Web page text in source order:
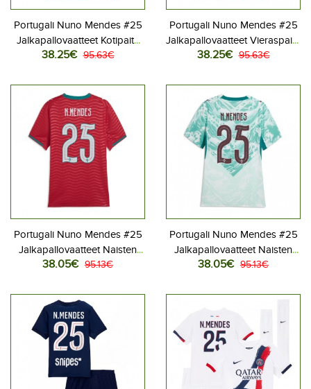
Portugali Nuno Mendes #25
Jalkapallovaatteet Kotipaita
MM-kisat 2026 Lyhythihainen
38.25€ 95.63€
Portugali Nuno Mendes #25
Jalkapallovaatteet Vieraspaita
MM-kisat 2026 Lyhythihainen
38.25€ 95.63€
Portugali Nuno Mendes #25
Jalkapallovaatteet Naisten
Kotipaita MM-kisat 2026
38.05€ 95.13€
Portugali Nuno Mendes #25
Jalkapallovaatteet Naisten
Vieraspaita MM-kisat 2026
38.05€ 95.13€